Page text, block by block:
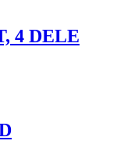
4 DELE